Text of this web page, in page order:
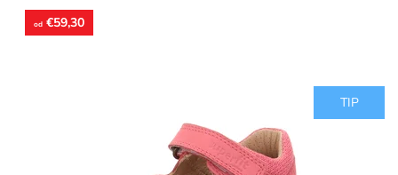
od €59,30
TIP
Zvršok usňová koža, vnútorné podšívky aj stielky kožené.
Sandálky vhodné na úzke a stredne široké chodidlá,